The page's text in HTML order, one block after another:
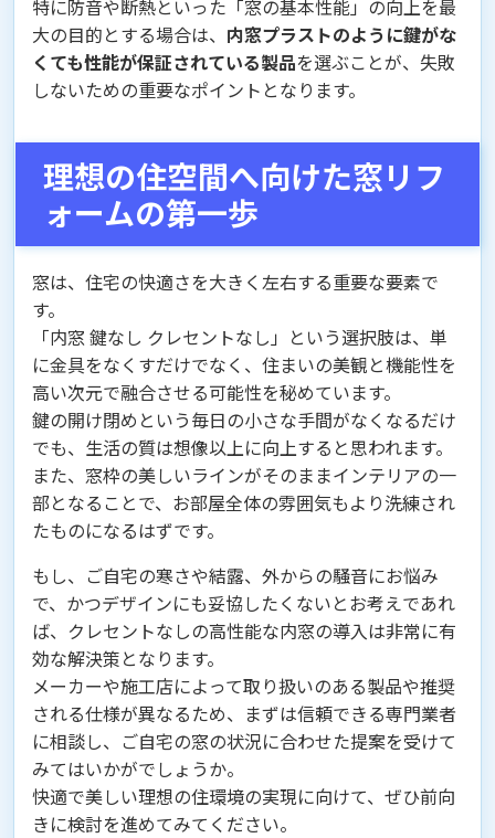
特に防音や断熱といった「窓の基本性能」の向上を最
大の目的とする場合は、 内窓プラストのように鍵がな
くても性能が保証されている製品を選ぶことが、失敗
しないための重要なポイントとなります。
理想の住空間へ向けた窓リフ
ォームの第一歩
窓は、住宅の快適さを大きく左右する重要な要素で
す。
「内窓 鍵なし クレセントなし」という選択肢は、単
に金具をなくすだけでなく、住まいの美観と機能性を
高い次元で融合させる可能性を秘めています。
鍵の開け閉めという毎日の小さな手間がなくなるだけ
でも、生活の質は想像以上に向上すると思われます。
また、窓枠の美しいラインがそのままインテリアの一
部となることで、お部屋全体の雰囲気もより洗練され
たものになるはずです。
もし、ご自宅の寒さや結露、外からの騒音にお悩み
で、かつデザインにも妥協したくないとお考えであれ
ば、クレセントなしの高性能な内窓の導入は非常に有
効な解決策となります。
メーカーや施工店によって取り扱いのある製品や推奨
される仕様が異なるため、まずは信頼できる専門業者
に相談し、ご自宅の窓の状況に合わせた提案を受けて
みてはいかがでしょうか。
快適で美しい理想の住環境の実現に向けて、ぜひ前向
きに検討を進めてみてください。